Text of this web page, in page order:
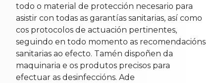
todo o material de protección necesario para
asistir con todas as garantías sanitarias, así como
cos protocolos de actuación pertinentes,
seguindo en todo momento as recomendacións
sanitarias ao efecto. Tamén dispoñen da
maquinaria e os produtos precisos para
efectuar as desinfeccións. Ade